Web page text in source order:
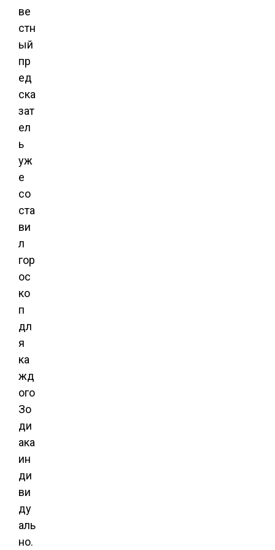
ве
стн
ый
пр
ед
ска
зат
ел
ь
уж
е
со
ста
ви
л
гор
ос
ко
п
дл
я
ка
жд
ого
Зо
ди
ака
ин
ди
ви
ду
аль
но.